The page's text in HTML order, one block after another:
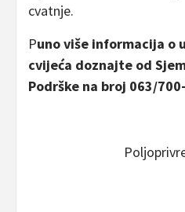
cvatnje.
Puno više informacija o
cvijeća doznajte od
Podrške na broj 063/